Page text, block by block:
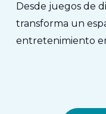
Desde juegos de
transforma un
entretenimiento